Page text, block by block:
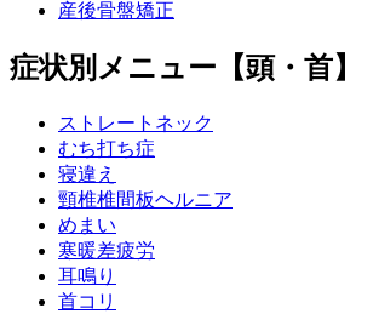
産後骨盤矯正
症状別メニュー【頭・首】
ストレートネック
むち打ち症
寝違え
頸椎椎間板ヘルニア
めまい
寒暖差疲労
耳鳴り
首コリ